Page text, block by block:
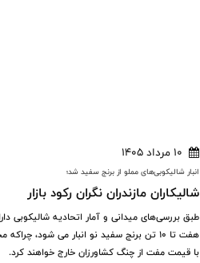
10 مرداد 1405
انبار شالیکوبی‌های مملو از برنج سفید شد؛
شالیکاران مازندران نگران رکود بازار
هفت تا ۱۰ تن برنج سفید نو انبار می شود،
با قیمت مفت از چنگ کشاورزان خارج خواهند کرد.